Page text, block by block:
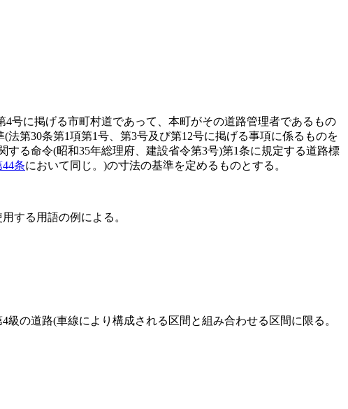
4号に掲げる市町村道であって、本町がその道路管理者であるもの
(法第30条第1項第1号、第3号及び第12号に掲げる事項に係るものを
する命令(昭和35年総理府、建設省令第3号)第1条に規定する道路標
44条において同じ。)の寸法の基準を定めるものとする。
する用語の例による。
級の道路(車線により構成される区間と組み合わせる区間に限る。